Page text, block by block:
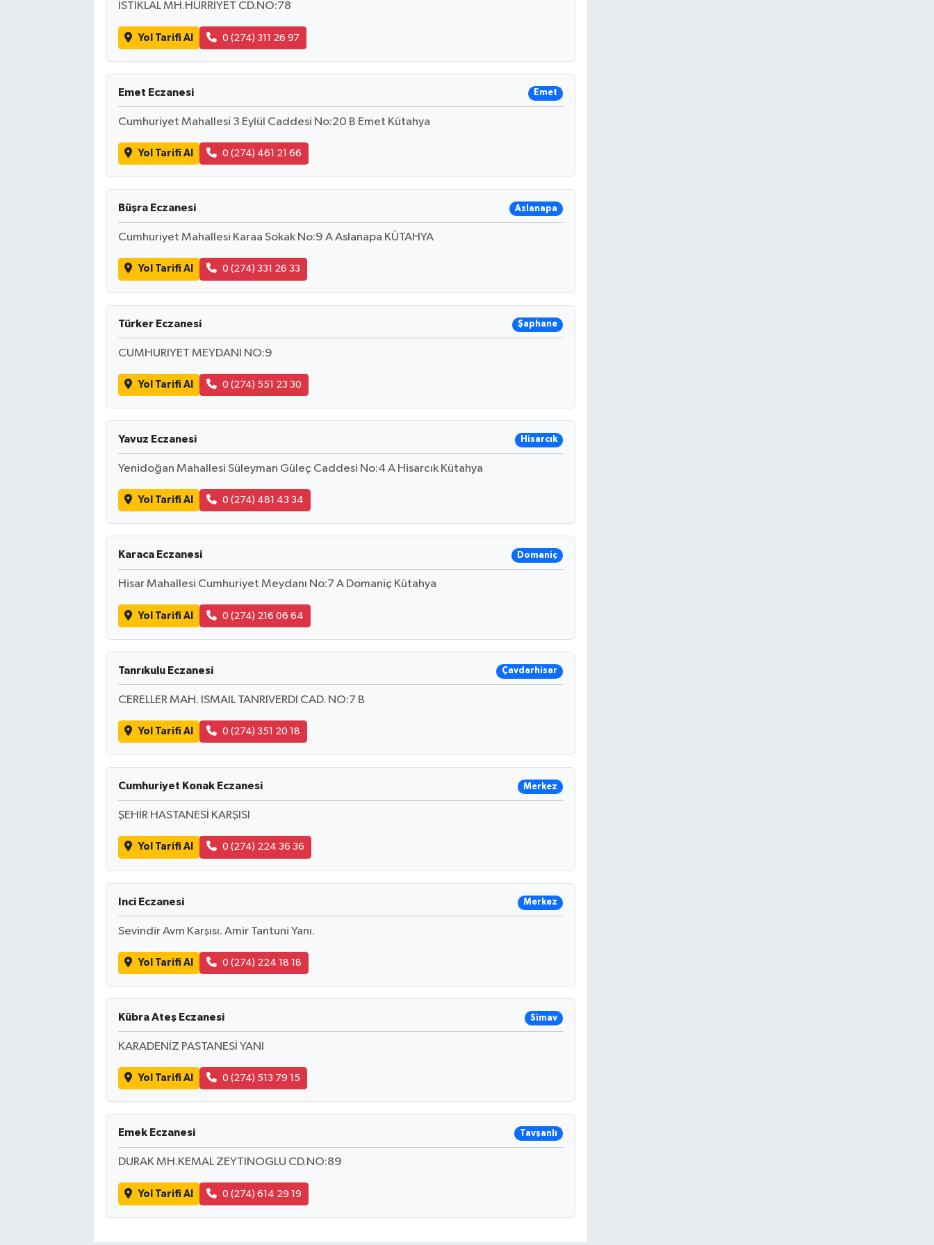
İSTİKLAL MH.HÜRRİYET CD.NO:78
Yol Tarifi Al 0 (274) 311 26 97
Emet Eczanesi Emet
Cumhuriyet Mahallesi 3 Eylül Caddesi No:20 B Emet Kütahya
Yol Tarifi Al 0 (274) 461 21 66
Büşra Eczanesi Aslanapa
Cumhuriyet Mahallesi Karaa Sokak No:9 A Aslanapa KÜTAHYA
Yol Tarifi Al 0 (274) 331 26 33
Türker Eczanesi Şaphane
CUMHURIYET MEYDANI NO:9
Yol Tarifi Al 0 (274) 551 23 30
Yavuz Eczanesi Hisarcık
Yenidoğan Mahallesi Süleyman Güleç Caddesi No:4 A Hisarcık Kütahya
Yol Tarifi Al 0 (274) 481 43 34
Karaca Eczanesi Domaniç
Hisar Mahallesi Cumhuriyet Meydanı No:7 A Domaniç Kütahya
Yol Tarifi Al 0 (274) 216 06 64
Tanrıkulu Eczanesi Çavdarhisar
CERELLER MAH. ISMAIL TANRIVERDI CAD. NO:7 B
Yol Tarifi Al 0 (274) 351 20 18
Cumhuriyet Konak Eczanesi Merkez
ŞEHİR HASTANESİ KARŞISI
Yol Tarifi Al 0 (274) 224 36 36
Inci Eczanesi Merkez
Sevindir Avm Karşısı. Amir Tantuni Yanı.
Yol Tarifi Al 0 (274) 224 18 18
Kübra Ateş Eczanesi Simav
KARADENİZ PASTANESİ YANI
Yol Tarifi Al 0 (274) 513 79 15
Emek Eczanesi Tavşanlı
DURAK MH.KEMAL ZEYTINOGLU CD.NO:89
Yol Tarifi Al 0 (274) 614 29 19